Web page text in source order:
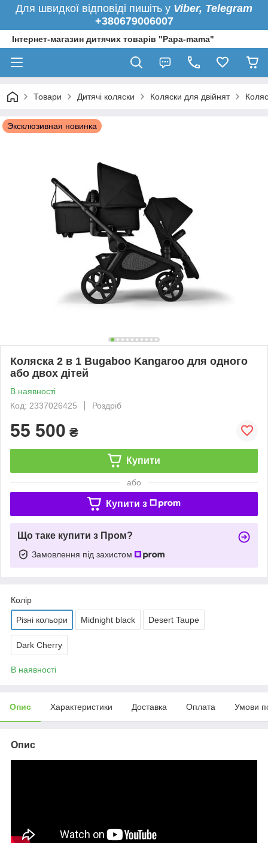
Для швидкої відповіді пишіть у Viber, Telegram
+380679006007
Інтернет-магазин дитячих товарів "Papa-mama"
Товари Дитячі коляски Коляски для двійнят
Эксклюзивная новинка
Коляска 2 в 1 Bugaboo Kangaroo для одного
або двох дітей
В наявності
Код: 2337026425
Роздріб
55 500 ₴
Купити
або
Купити з
Що таке купити з Пром?
Замовлення під захистом
Колір
Різні кольори Midnight black Desert Taupe
Dark Cherry
В наявності
Опис Характеристики Доставка Оплата Умови
Опис